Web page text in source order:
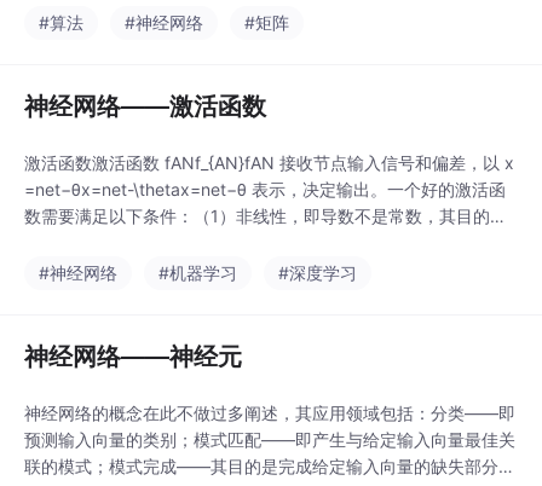
最大化的函数 f(x)f(x)f(x) 称为 目标函数（objective function）、
#算法 #神经网络 #矩阵
神经网络——激活函数
激活函数激活函数 fANf_{AN}fAN​ 接收节点输入信号和偏差，以 x
=net−θx=net-\thetax=net−θ 表示，决定输出。一个好的激活函
数需要满足以下条件：（1）非线性，即导数不是常数，其目的在
微性保证了再梯度优化中梯度的可计算性；（3）计算简单：激活
#神经网络 #机器学习 #深度学习
神经网络——神经元
神经网络的概念在此不做过多阐述，其应用领域包括：分类——即
预测输入向量的类别；模式匹配——即产生与给定输入向量最佳关
联的模式；模式完成——其目的是完成给定输入向量的缺失部分；